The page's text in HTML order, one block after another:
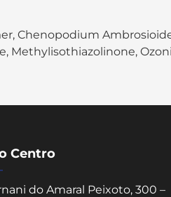
Chenopodium
Methylisothiazolinone,
Centro
do Amaral Peixoto, 300 –